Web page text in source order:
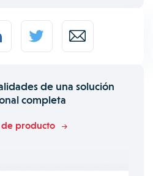
de una solución
completa
producto